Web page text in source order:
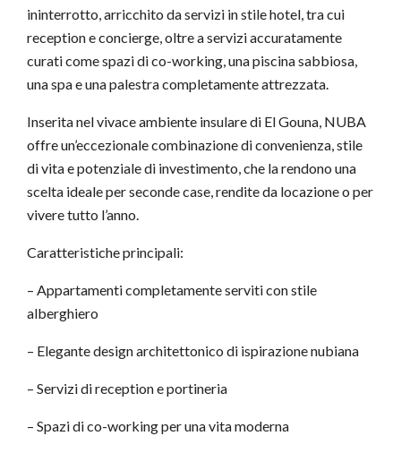
ininterrotto, arricchito da servizi in stile hotel, tra cui
reception e concierge, oltre a servizi accuratamente
curati come spazi di co-working, una piscina sabbiosa,
una spa e una palestra completamente attrezzata.
Inserita nel vivace ambiente insulare di El Gouna, NUBA
offre un’eccezionale combinazione di convenienza, stile
di vita e potenziale di investimento, che la rendono una
scelta ideale per seconde case, rendite da locazione o per
vivere tutto l’anno.
Caratteristiche principali:
– Appartamenti completamente serviti con stile
alberghiero
– Elegante design architettonico di ispirazione nubiana
– Servizi di reception e portineria
– Spazi di co-working per una vita moderna